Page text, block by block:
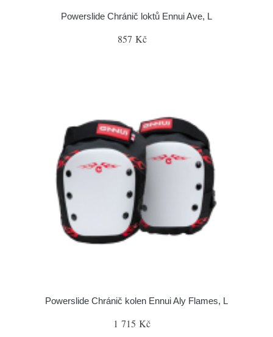
Powerslide Chránič loktů Ennui Ave, L
857 Kč
Powerslide Chránič kolen Ennui Aly Flames, L
1 715 Kč